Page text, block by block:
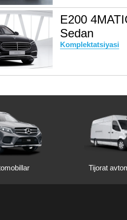
E200
Sedan
Komplektatsiyasi
Tijorat